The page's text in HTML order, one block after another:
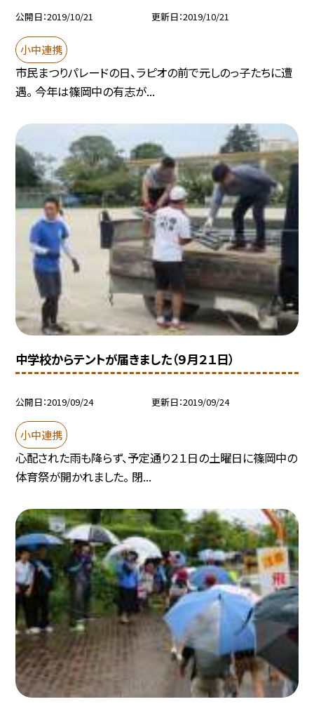
公開日 2019/10/21 更新日 2019/10/21
小中連携
市民まつりパレードの日、ラピオの前で元しのっ子たちに遭
遇。 今年は篠岡中の有志が...
中学校からテントが届きました（９月２１日）
公開日 2019/09/24 更新日 2019/09/24
小中連携
心配された雨も降らず、予定通り２１日の土曜日に篠岡中の
体育祭が開かれました。 閉...